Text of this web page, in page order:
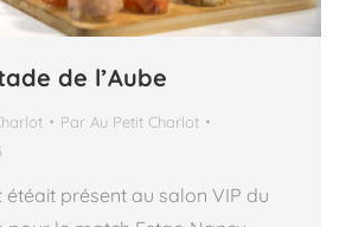
de l’Aube
Par Au Petit Charlot
étéait présent au salon VIP du